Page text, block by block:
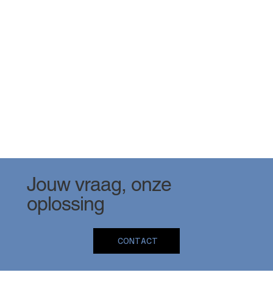
Jouw vraag, onze
oplossing
CONTACT